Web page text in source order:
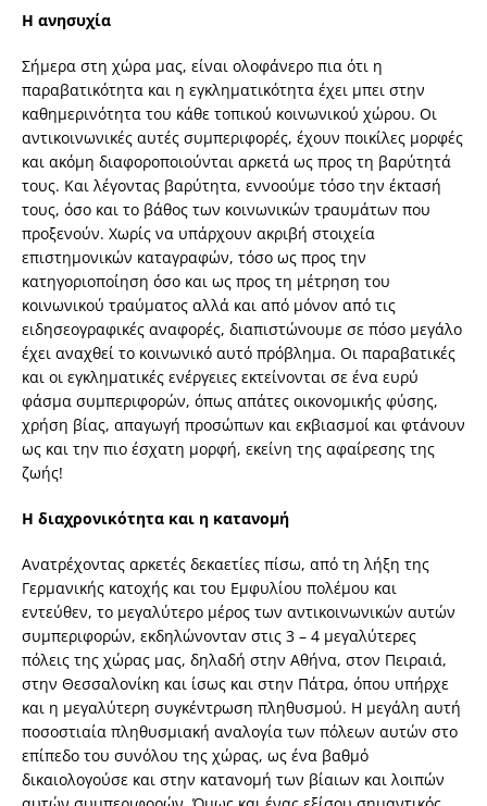
Η ανησυχία
Σήμερα στη χώρα μας, είναι ολοφάνερο πια ότι η
παραβατικότητα και η εγκληματικότητα έχει μπει στην
καθημερινότητα του κάθε τοπικού κοινωνικού χώρου. Οι
αντικοινωνικές αυτές συμπεριφορές, έχουν ποικίλες μορφές
και ακόμη διαφοροποιούνται αρκετά ως προς τη βαρύτητά
τους. Και λέγοντας βαρύτητα, εννοούμε τόσο την έκτασή
τους, όσο και το βάθος των κοινωνικών τραυμάτων που
προξενούν. Χωρίς να υπάρχουν ακριβή στοιχεία
επιστημονικών καταγραφών, τόσο ως προς την
κατηγοριοποίηση όσο και ως προς τη μέτρηση του
κοινωνικού τραύματος αλλά και από μόνον από τις
ειδησεογραφικές αναφορές, διαπιστώνουμε σε πόσο μεγάλο
έχει αναχθεί το κοινωνικό αυτό πρόβλημα. Οι παραβατικές
και οι εγκληματικές ενέργειες εκτείνονται σε ένα ευρύ
φάσμα συμπεριφορών, όπως απάτες οικονομικής φύσης,
χρήση βίας, απαγωγή προσώπων και εκβιασμοί και φτάνουν
ως και την πιο έσχατη μορφή, εκείνη της αφαίρεσης της
ζωής!
Η διαχρονικότητα και η κατανομή
Ανατρέχοντας αρκετές δεκαετίες πίσω, από τη λήξη της
Γερμανικής κατοχής και του Εμφυλίου πολέμου και
εντεύθεν, το μεγαλύτερο μέρος των αντικοινωνικών αυτών
συμπεριφορών, εκδηλώνονταν στις 3 – 4 μεγαλύτερες
πόλεις της χώρας μας, δηλαδή στην Αθήνα, στον Πειραιά,
στην Θεσσαλονίκη και ίσως και στην Πάτρα, όπου υπήρχε
και η μεγαλύτερη συγκέντρωση πληθυσμού. Η μεγάλη αυτή
ποσοστιαία πληθυσμιακή αναλογία των πόλεων αυτών στο
επίπεδο του συνόλου της χώρας, ως ένα βαθμό
δικαιολογούσε και στην κατανομή των βίαιων και λοιπών